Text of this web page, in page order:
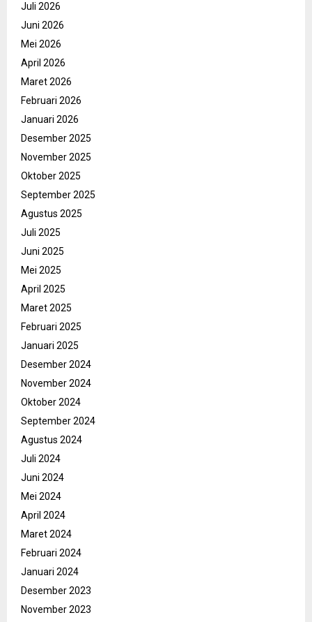
Juli 2026
Juni 2026
Mei 2026
April 2026
Maret 2026
Februari 2026
Januari 2026
Desember 2025
November 2025
Oktober 2025
September 2025
Agustus 2025
Juli 2025
Juni 2025
Mei 2025
April 2025
Maret 2025
Februari 2025
Januari 2025
Desember 2024
November 2024
Oktober 2024
September 2024
Agustus 2024
Juli 2024
Juni 2024
Mei 2024
April 2024
Maret 2024
Februari 2024
Januari 2024
Desember 2023
November 2023